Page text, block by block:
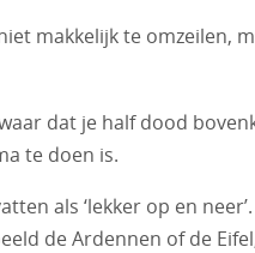
makkelijk te omzeilen,
dat je half dood
te doen is.
als ‘lekker op en
de Ardennen of de